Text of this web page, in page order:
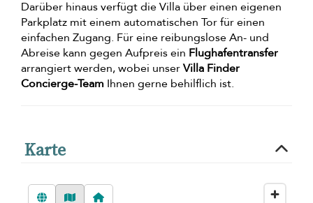
Darüber hinaus verfügt die Villa über einen eigenen
Parkplatz mit einem automatischen Tor für einen
einfachen Zugang. Für eine reibungslose An- und
Abreise kann gegen Aufpreis ein Flughafentransfer
arrangiert werden, wobei unserVilla Finder
Concierge-Team Ihnen gerne behilflich ist.
Karte